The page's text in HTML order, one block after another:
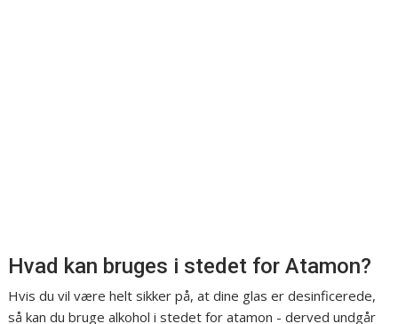
Hvad kan bruges i stedet for Atamon?
Hvis du vil være helt sikker på, at dine glas er desinficerede,
så kan du bruge alkohol i stedet for atamon - derved undgår